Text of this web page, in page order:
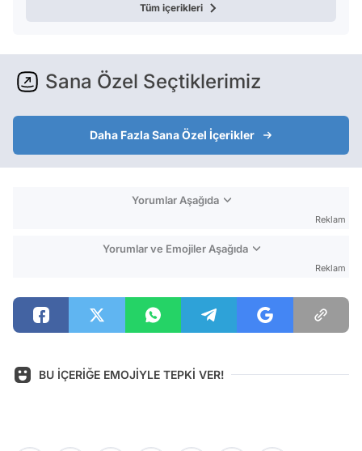
Tüm içerikleri
Sana Özel Seçtiklerimiz
Daha Fazla Sana Özel İçerikler
Yorumlar Aşağıda
Reklam
Yorumlar ve Emojiler Aşağıda
Reklam
BU İÇERİĞE EMOJİYLE TEPKİ VER!